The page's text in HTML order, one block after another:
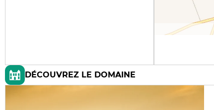
DÉCOUVREZ LE DOMAINE